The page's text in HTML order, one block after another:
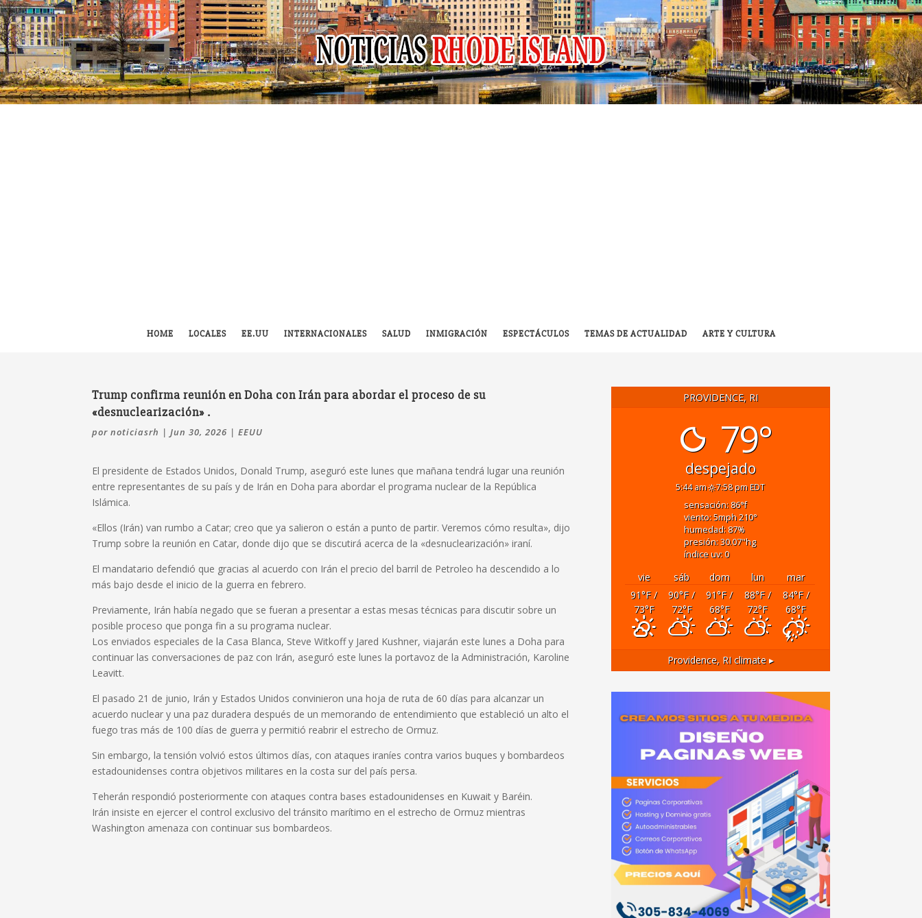
HOME LOCALES EE.UU INTERNACIONALES SALUD INMIGRACIÓN ESPECTÁCULOS TEMAS DE ACTUALIDAD ARTE Y CULTURA
Trump confirma reunión en Doha con Irán para abordar el proceso de su
«desnuclearización» .
pornoticiasrh |Jun 30, 2026 |EEUU
El presidente de Estados Unidos, Donald Trump, aseguró este lunes que mañana tendrá lugar una reunión
entre representantes de su país y de Irán en Doha para abordar el programa nuclear de la República
Islámica.
«Ellos (Irán) van rumbo a Catar; creo que ya salieron o están a punto de partir. Veremos cómo resulta», dijo
Trump sobre la reunión en Catar, donde dijo que se discutirá acerca de la «desnuclearización» iraní.
El mandatario defendió que gracias al acuerdo con Irán el precio del barril de Petroleo ha descendido a lo
más bajo desde el inicio de la guerra en febrero.
Previamente, Irán había negado que se fueran a presentar a estas mesas técnicas para discutir sobre un
posible proceso que ponga fin a su programa nuclear.
Los enviados especiales de la Casa Blanca, Steve Witkoff y Jared Kushner, viajarán este lunes a Doha para
continuar las conversaciones de paz con Irán, aseguró este lunes la portavoz de la Administración, Karoline
Leavitt.
El pasado 21 de junio, Irán y Estados Unidos convinieron una hoja de ruta de 60 días para alcanzar un
acuerdo nuclear y una paz duradera después de un memorando de entendimiento que estableció un alto el
fuego tras más de 100 días de guerra y permitió reabrir el estrecho de Ormuz.
Sin embargo, la tensión volvió estos últimos días, con ataques iraníes contra varios buques y bombardeos
estadounidenses contra objetivos militares en la costa sur del país persa.
Teherán respondió posteriormente con ataques contra bases estadounidenses en Kuwait y Baréin.
Irán insiste en ejercer el control exclusivo del tránsito marítimo en el estrecho de Ormuz mientras
Washington amenaza con continuar sus bombardeos.
PROVIDENCE, RI
79°
despejado
5:44 am 7:58 pm EDT
sensación: 86°f
viento: 5mph210°
humedad: 87%
presión: 30.07"hg
índice uv: 0
vie sáb dom lun
mar
91°F/
73°F
90°F/
72°F
91°F/
68°F
88°F/
72°F
84°F/
68°F
Providence, RIclimate ▸